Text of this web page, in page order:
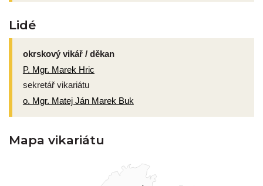
Lidé
okrskový vikář / děkan
P. Mgr. Marek Hric
sekretář vikariátu
o. Mgr. Matej Ján Marek Buk
Mapa vikariátu